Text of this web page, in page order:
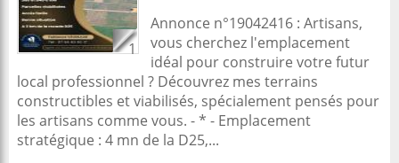
1
Annonce n°19042416 : Artisans,
vous cherchez l'emplacement
idéal pour construire votre futur
local professionnel ? Découvrez mes terrains
constructibles et viabilisés, spécialement pensés pour
les artisans comme vous. - * - Emplacement
stratégique : 4 mn de la D25,...